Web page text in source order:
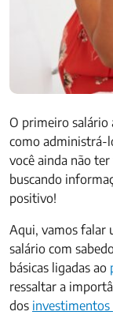
O primeiro salário
como administrá-
você ainda não
buscando
positivo!
Aqui, vamos falar
salário com
básicas ligadas ao
ressaltar a
dos